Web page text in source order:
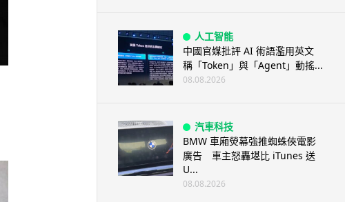
人工智能
中國官媒批評 AI 術語濫用英文
稱「Token」與「Agent」動搖...
08.08.2026
汽車科技
BMW 車廂熒幕強推蜘蛛俠電影
廣告 車主怒轟堪比 iTunes 送
U...
08.08.2026